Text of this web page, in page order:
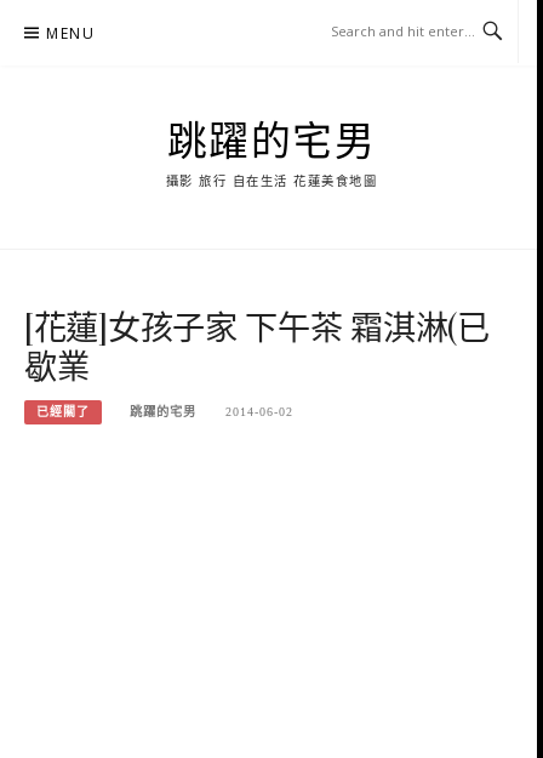
MENU
跳躍的宅男
攝影 旅行 自在生活 花蓮美食地圖
[花蓮]女孩子家 下午茶 霜淇淋(已
歇業
已經關了 跳躍的宅男 2014-06-02